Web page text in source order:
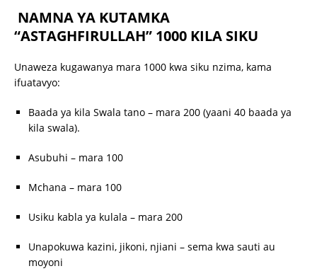
NAMNA YA KUTAMKA
“ASTAGHFIRULLAH” 1000 KILA SIKU
Unaweza kugawanya mara 1000 kwa siku nzima, kama
ifuatavyo:
Baada ya kila Swala tano – mara 200 (yaani 40 baada ya
kila swala).
Asubuhi – mara 100
Mchana – mara 100
Usiku kabla ya kulala – mara 200
Unapokuwa kazini, jikoni, njiani – sema kwa sauti au
moyoni